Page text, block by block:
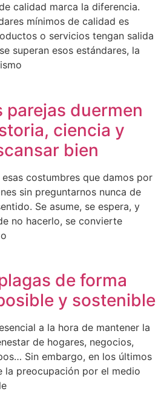
calidad marca la diferencia.
mínimos de calidad es
o servicios tengan salida
superan esos estándares, la
parejas duermen
ciencia y
bien
costumbres que damos por
sin preguntarnos nunca de
Se asume, se espera, y
no hacerlo, se convierte
de forma
y sostenible
a la hora de mantener la
de hogares, negocios,
Sin embargo, en los últimos
la preocupación por el medio